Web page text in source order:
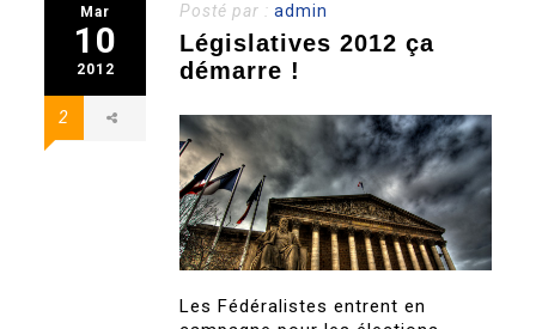
Mar
10
2012
2
Posté par :admin
Législatives 2012 ça
démarre !
Les Fédéralistes entrent en